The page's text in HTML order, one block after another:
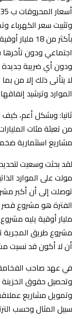
وتثبيت سعر الكهرباء
بأكثر من 18
اجتماعي ودون
ودون أي ضريبة
لا يتأتى ذلك إلا من
الموارد وترشيد
ثانيا: وبشكل أعم،
من تعبئة مئات
مشاريع استثمارية
لقد بحثت وسعيت لتحديد
توصلت إلى أن أكبر
أن لا أكون قد نسيت
في عهد صاحب
وتحصيل حقوق الخزينة
وتمويل مشاريع
سبيل المثال وحسب